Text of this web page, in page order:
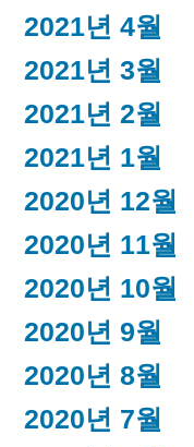
2021년 4월
2021년 3월
2021년 2월
2021년 1월
2020년 12월
2020년 11월
2020년 10월
2020년 9월
2020년 8월
2020년 7월